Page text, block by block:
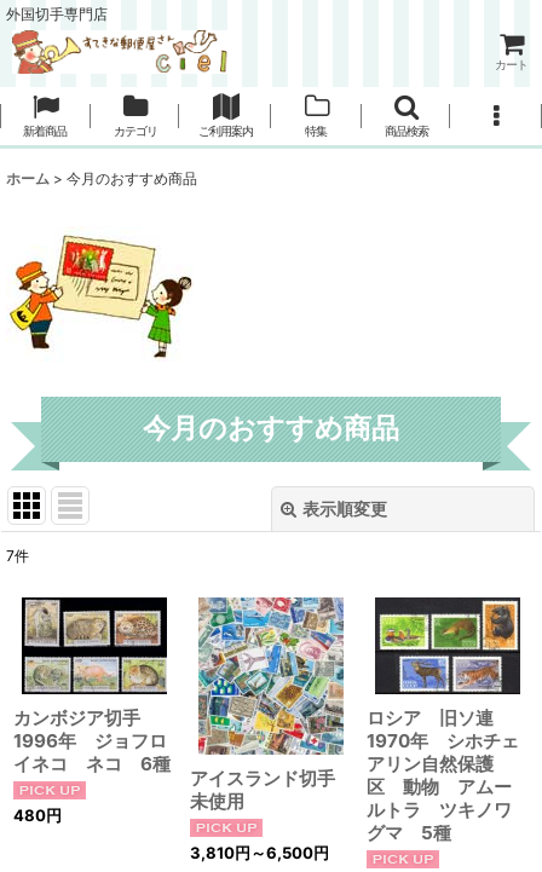
外国切手専門店
カート
新着商品 カテゴリ ご利用案内 特集 商品検索
ホーム > 今月のおすすめ商品
今月のおすすめ商品
表示順変更
在庫あり
並び順:
絞り込む
7件
カンボジア切手
1996年 ジョフロ
イネコ ネコ 6種
480円
アイスランド切手
未使用
3,810円～6,500円
ロシア 旧ソ連
1970年 シホチェ
アリン自然保護
区 動物 アムー
ルトラ ツキノワ
グマ 5種